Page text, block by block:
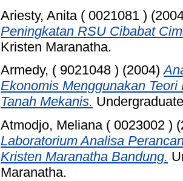
Ariesty, Anita ( 0021081 )
Peningkatan RSU Cibabat
Kristen Maranatha.
Armedy, ( 9021048 ) (2004)
Ekonomis Menggunakan
Tanah Mekanis.
Atmodjo, Meliana ( 0023002 )
Laboratorium Analisa
Kristen Maranatha Bandung.
Maranatha.